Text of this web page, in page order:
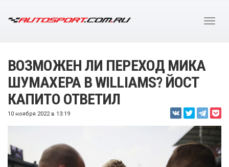
ВОЗМОЖЕН ЛИ ПЕРЕХОД МИКА
ШУМАХЕРА В WILLIAMS? ЙОСТ
КАПИТО ОТВЕТИЛ
10 ноября 2022 в 13:19